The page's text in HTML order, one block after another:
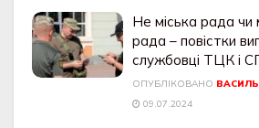
Не міська рада чи
рада – повістки
службовці ТЦК і
ОПУБЛІКОВАНО
09.07.2024